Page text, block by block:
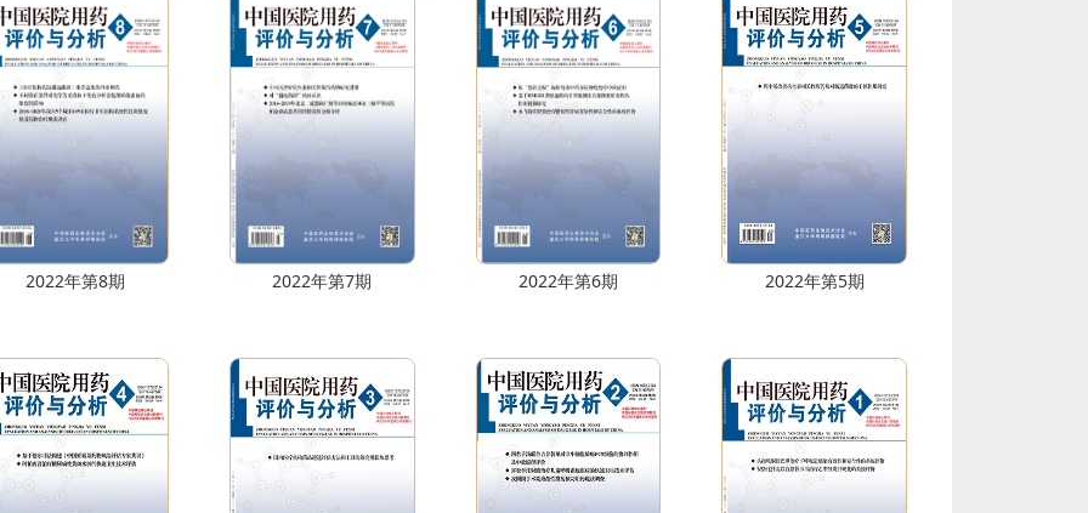
2022年第8期 2022年第7期 2022年第6期 2022年第5期